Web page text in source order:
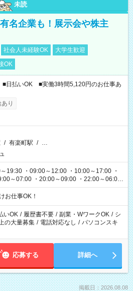
未読
名企業も！展示会や株主
社会人未経験OK
大学生歓迎
OK
日払いOK ■実働3時間5,120円のお仕事あ
り
/ 有楽町駅 / …
19:30 ・09:00～12:00 ・10:00～17:00 ・
～07:00 ・20:00～09:00 ・22:00～06:00
お仕事OK！
いOK / 履歴書不要 / 副業・WワークOK / シ
の大量募集 / 電話対応なし / パソコンスキ
応募する 詳細へ
掲載日：2026.08.08